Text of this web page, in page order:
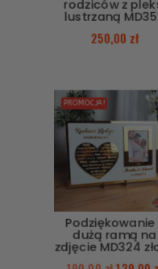
rodziców z
lustrzaną
250,00zł
PROMOCJA!
Podziękowanie
dużą ramą na
zdjęcie MD324